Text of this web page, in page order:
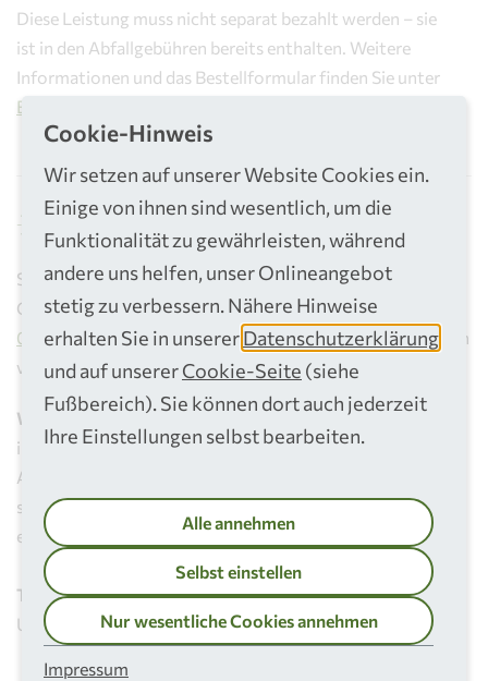
Diese Leistung muss nicht separat bezahlt werden – sie
ist in den Abfallgebühren bereits enthalten. Weitere
Informationen und das Bestellformular finden Sie unter
Bündelsammlung
Gut zu wissen
Selbstverständlich können Sie sich als Alternative zur
Online-Anmeldung auch an unser Kundencenter unter
02241 306 306wenden und telefonisch einen Abholtermin
vereinbaren.
Wunschtermin gefällig:BeimExpress-Serviceholen wir
innerhalb von drei Arbeitstagen nach Eingang des
Auftrages oder zu einem bestimmten Wunschtermin Ihre
sperrigen Gegenstände ab. Oder Sie sprechen mit uns ganz
einfach Ihren Wunschtermin ab.
Trage-Service:Ihnen ist die Waschmaschine zu schwer?
Unser
Trage-Serviceübernimmt das Schleppen für Sie.
Cookie-Hinweis
Wir setzen auf unserer Website Cookies ein.
Einige von ihnen sind wesentlich, um die
Funktionalität zu gewährleisten, während
andere uns helfen, unser Onlineangebot
stetig zu verbessern. Nähere Hinweise
erhalten Sie in unsererDatenschutzerklärung
und auf unsererCookie-Seite (siehe
Fußbereich). Sie können dort auch jederzeit
Ihre Einstellungen selbst bearbeiten.
Alle annehmen
Selbst einstellen
Nur wesentliche Cookies annehmen
Impressum